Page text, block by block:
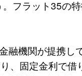
フラット35の
機関が提携し
、固定金利で借